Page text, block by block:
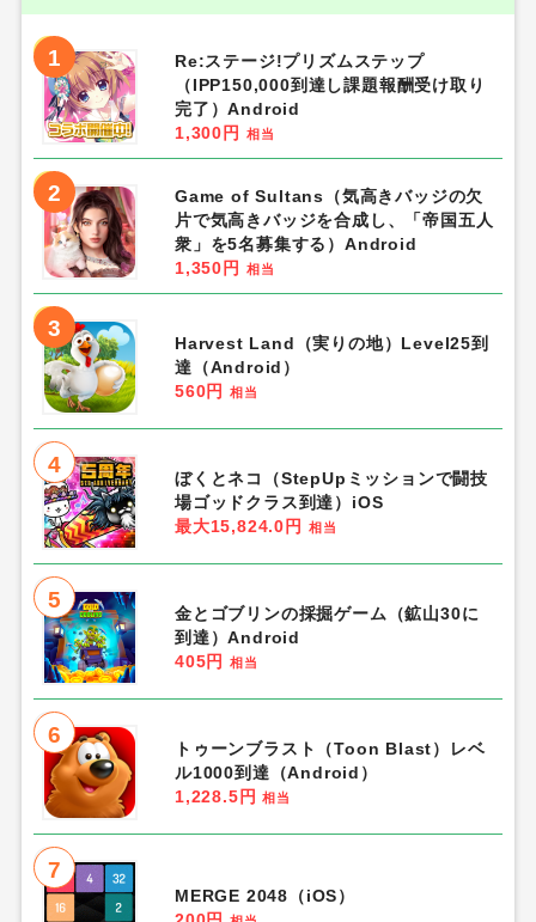
1
Re:ステージ!プリズムステップ
（IPP150,000到達し課題報酬受け取り
完了）Android
1,300円
相当
2
Game of Sultans（気高きバッジの欠
片で気高きバッジを合成し、「帝国五人
衆」を5名募集する）Android
1,350円
相当
3
Harvest Land（実りの地）Level25到
達（Android）
560円
相当
4
ぼくとネコ（StepUpミッションで闘技
場ゴッドクラス到達）iOS
最大15,824.0円
相当
5
金とゴブリンの採掘ゲーム（鉱山30に
到達）Android
405円
相当
6
トゥーンブラスト（Toon Blast）レベ
ル1000到達（Android）
1,228.5円
相当
7
MERGE 2048（iOS）